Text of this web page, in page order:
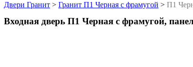
Двери Гранит > Гранит П1 Черная с фрамугой > П1
Входная дверь П1 Черная с фрамугой,